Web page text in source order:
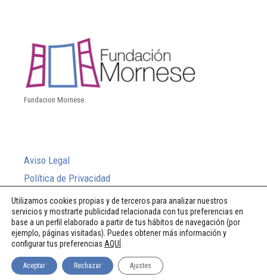
Fundacion Mornese.
Aviso Legal
Política de Privacidad
Política de Cookies
Sistema Interno de Información
© 2026 Fundación Mornese
Utilizamos cookies propias y de terceros para analizar nuestros
servicios y mostrarte publicidad relacionada con tus preferencias en
base a un perfil elaborado a partir de tus hábitos de navegación (por
ejemplo, páginas visitadas). Puedes obtener más información y
configurar tus preferencias AQUÍ
Aceptar Rechazar Ajustes